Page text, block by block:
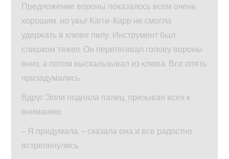
Предложение вороны показалось всем очень
хорошим, но увы! Кагги-Карр не смогла
удержать в клюве пилу. Инструмент был
слишком тяжел. Он перетягивал голову вороны
вниз, а потом выскальзывал из клюва. Все опять
призадумались.
Вдруг Элли подняла палец, призывая всех к
вниманию.
– Я придумала, – сказала она и все радостно
встрепенулись.